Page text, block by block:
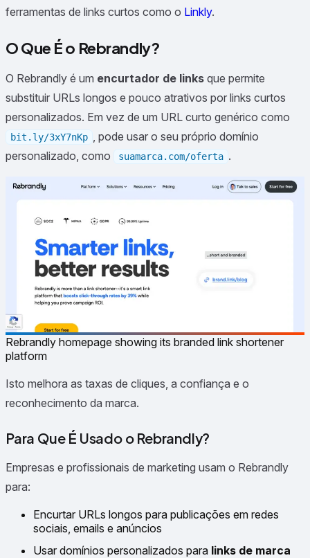
ferramentas de links curtos como o Linkly.
O Que É o Rebrandly?
O Rebrandly é um encurtador de links que permite
substituir URLs longos e pouco atrativos por links curtos
personalizados. Em vez de um URL curto genérico como
bit.ly/3xY7nKp , pode usar o seu próprio domínio
personalizado, como
suamarca.com/oferta .
Rebrandly homepage showing its branded link shortener
platform
Isto melhora as taxas de cliques, a confiança e o
reconhecimento da marca.
Para Que É Usado o Rebrandly?
Empresas e profissionais de marketing usam o Rebrandly
para:
Encurtar URLs longos para publicações em redes
sociais, emails e anúncios
Usar domínios personalizados para links de marca